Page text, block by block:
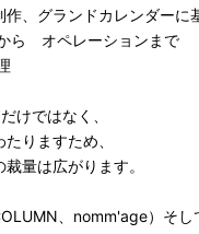
、グランドカレンダーに
ら オペレーションまで
けではなく、
りますため、
量は広がります。
、nomm'age）そし